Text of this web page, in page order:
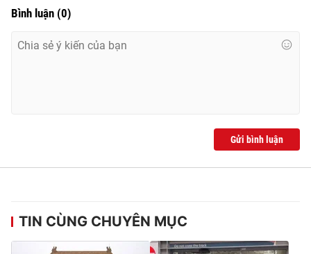
Cơ quan báo chí:Thời báo VTV
024.38 355 931 - 024.38 355 932
Ðiện thoại Thời báo VTV:024.66 897 897
Bình luận (0)
Gửi bình luận
TIN CÙNG CHUYÊN MỤC